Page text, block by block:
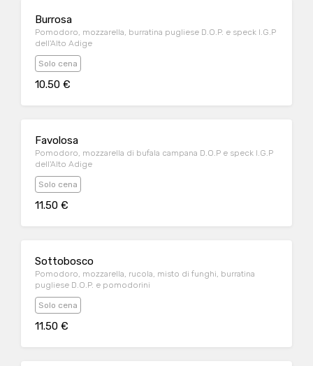
Burrosa
Pomodoro, mozzarella, burratina pugliese D.O.P. e speck I.G.P
dell'Alto Adige
Solo cena
10.50 €
Favolosa
Pomodoro, mozzarella di bufala campana D.O.P e speck I.G.P
dell'Alto Adige
Solo cena
11.50 €
Sottobosco
Pomodoro, mozzarella, rucola, misto di funghi, burratina
pugliese D.O.P. e pomodorini
Solo cena
11.50 €